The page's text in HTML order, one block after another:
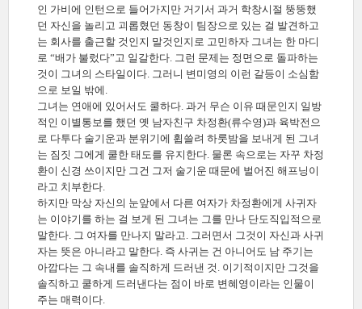
인 가비에 인턴으로 들어가지만 거기서 과거 학창시절 뚱뚱했
던 자신을 놀리고 괴롭혔던 동창이 팀장으로 있는 걸 발견하고
는 회사를 출근할 것인지 말것인지로 고민하자 그녀는 한 마디
로 “배가 불렀다”고 일갈한다. 그런 문제는 정면으로 돌파하는
것이 그녀의 스타일이다. 그러니 변미영의 이런 갈등이 소심함
으로 보일 밖에.
그녀는 연애에 있어서도 쿨하다. 과거 무슨 이유 때문인지 일방
적인 이별통보를 했던 옛 남자친구 차정환(류수영)과 육박전으
로 다투다 술기운과 분위기에 휩쓸려 하룻밤을 보내게 된 그녀
는 짐짓 그에게 쿨한 태도를 유지한다. 물론 속으로는 자꾸 차정
환이 신경 쓰이지만 그건 그저 술기운 때문에 벌어진 해프닝이
라고 치부한다.
하지만 막상 자신의 눈앞에서 다른 여자가 차정환에게 사귀자
는 이야기를 하는 걸 보게 된 그녀는 그를 만나 단도직입적으로
말한다. 그 여자를 만나지 말라고. 그러면서 그것이 자신과 사귀
자는 뜻은 아니라고 말한다. 즉 사귀는 건 아니어도 남 주기는
아깝다는 그 속내를 솔직하게 드러낸 것. 이기적이지만 그것을
솔직하고 쿨하게 드러낸다는 점이 바로 변혜영이라는 인물이
주는 매력이다.